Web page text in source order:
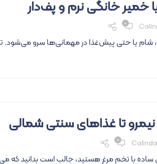
خمیر خانگی نرم و پف‌دار
۰
یا حتی پیش‌غذا در مهمانی‌ها سرو می‌شود.
۰
تخم مرغ هستید، جالب است بدانید که می‌توانید